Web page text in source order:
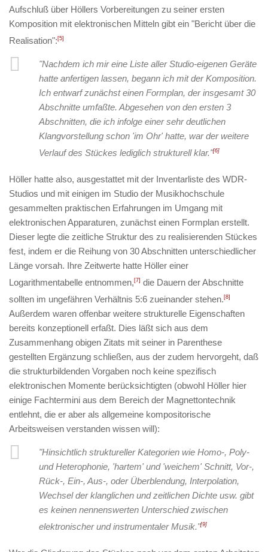
Aufschluß über Höllers Vorbereitungen zu seiner ersten
Komposition mit elektronischen Mitteln gibt ein "Bericht über die
Realisation": [5]
"Nachdem ich mir eine Liste aller Studio-eigenen Geräte
hatte anfertigen lassen, begann ich mit der Komposition.
Ich entwarf zunächst einen Formplan, der insgesamt 30
Abschnitte umfaßte. Abgesehen von den ersten 3
Abschnitten, die ich infolge einer sehr deutlichen
Klangvorstellung schon 'im Ohr' hatte, war der weitere
Verlauf des Stückes lediglich strukturell klar."[6]
Höller hatte also, ausgestattet mit der Inventarliste des WDR-
Studios und mit einigen im Studio der Musikhochschule
gesammelten praktischen Erfahrungen im Umgang mit
elektronischen Apparaturen, zunächst einen Formplan erstellt.
Dieser legte die zeitliche Struktur des zu realisierenden Stückes
fest, indem er die Reihung von 30 Abschnitten unterschiedlicher
Länge vorsah. Ihre Zeitwerte hatte Höller einer
Logarithmentabelle entnommen, [7] die Dauern der Abschnitte
sollten im ungefähren Verhältnis 5:6 zueinander stehen. [8]
Außerdem waren offenbar weitere strukturelle Eigenschaften
bereits konzeptionell erfaßt. Dies läßt sich aus dem
Zusammenhang obigen Zitats mit seiner in Parenthese
gestellten Ergänzung schließen, aus der zudem hervorgeht, daß
die strukturbildenden Vorgaben noch keine spezifisch
elektronischen Momente berücksichtigten (obwohl Höller hier
einige Fachtermini aus dem Bereich der Magnettontechnik
entlehnt, die er aber als allgemeine kompositorische
Arbeitsweisen verstanden wissen will):
"Hinsichtlich struktureller Kategorien wie Homo-, Poly-
und Heterophonie, 'hartem' und 'weichem' Schnitt, Vor-,
Rück-, Ein-, Aus-, oder Überblendung, Interpolation,
Wechsel der klanglichen und zeitlichen Dichte usw. gibt
es keinen nennenswerten Unterschied zwischen
elektronischer und instrumentaler Musik."[9]